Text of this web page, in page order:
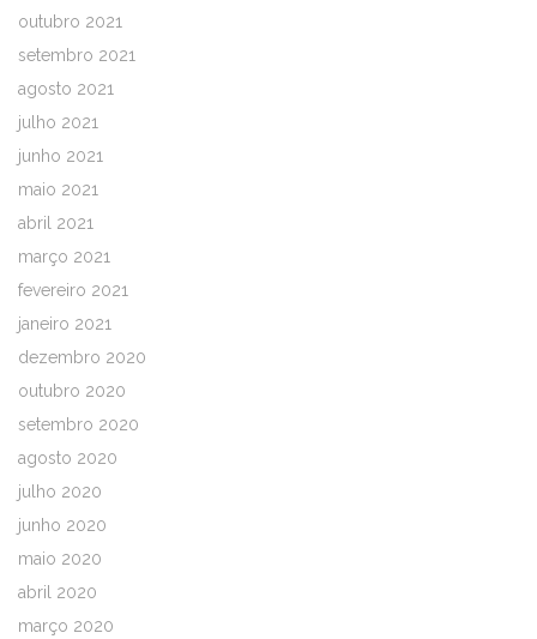
outubro 2021
setembro 2021
agosto 2021
julho 2021
junho 2021
maio 2021
abril 2021
março 2021
fevereiro 2021
janeiro 2021
dezembro 2020
outubro 2020
setembro 2020
agosto 2020
julho 2020
junho 2020
maio 2020
abril 2020
março 2020